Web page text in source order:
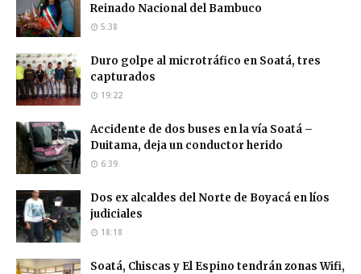
Reinado Nacional del Bambuco
5:38
Duro golpe al microtráfico en Soatá, tres
capturados
19:22
Accidente de dos buses en la vía Soatá –
Duitama, deja un conductor herido
6:39
Dos ex alcaldes del Norte de Boyacá en líos
judiciales
18:18
Soatá, Chiscas y El Espino tendrán zonas Wifi,